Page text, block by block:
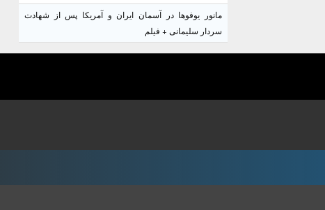
مانور یوفوها در آسمان ایران و آمریکا پس از شهادت
سردار سلیمانی + فیلم